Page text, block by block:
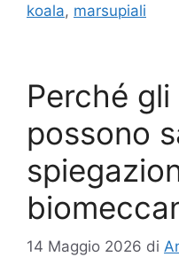
koala, marsupiali
Perché
possono
14 Maggio 2026 di